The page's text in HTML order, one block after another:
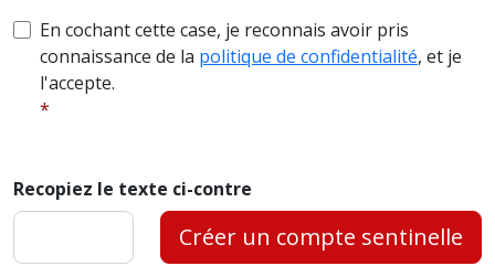
En cochant cette case, je reconnais avoir pris
connaissance de la politique de confidentialité, et je
l'accepte.
Recopiez le texte ci-contre
Créer un compte sentinelle